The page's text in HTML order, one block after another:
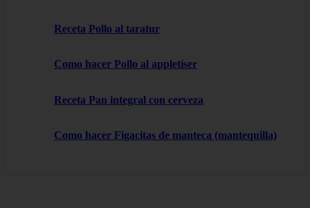
Receta Pollo al taratur
Como hacer Pollo al appletiser
Receta Pan integral con cerveza
Como hacer Figacitas de manteca (mantequilla)